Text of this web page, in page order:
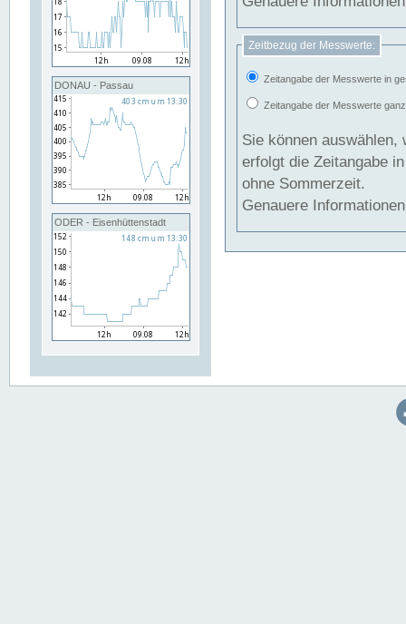
DONAU - Passau
ODER - Eisenhüttenstadt
Zeitbezug der Messwerte:
Zeitangabe der Messwerte in
Zeitangabe der Messwerte
Sie können auswählen,
erfolgt die Zeitangabe
ohne Sommerzeit.
Genauere